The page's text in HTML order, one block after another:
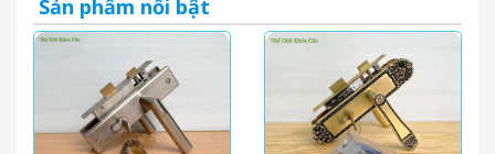
Sản phẩm nổi bật